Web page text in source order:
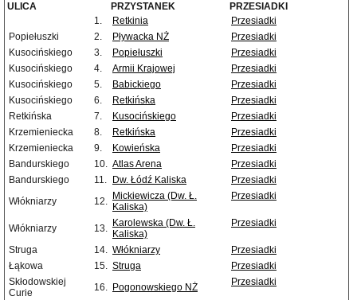
ULICA PRZYSTANEK
PRZESIADKI
1.
Retkinia
Przesiadki
Popiełuszki
2. Pływacka NŻ
Przesiadki
Kusocińskiego
3. Popiełuszki
Przesiadki
Kusocińskiego
4. Armii Krajowej
Przesiadki
Kusocińskiego
5. Babickiego
Przesiadki
Kusocińskiego
6. Retkińska
Przesiadki
Retkińska
7. Kusocińskiego
Przesiadki
Krzemieniecka
8. Retkińska
Przesiadki
Krzemieniecka
9. Kowieńska
Przesiadki
Bandurskiego
10. Atlas Arena
Przesiadki
Bandurskiego
11. Dw. Łódź Kaliska
Przesiadki
Włókniarzy
12. Mickiewicza (Dw. Ł.
Kaliska)
Przesiadki
Włókniarzy 13. Karolewska (Dw. Ł.
Kaliska)
Przesiadki
Struga 14. Włókniarzy
Przesiadki
Łąkowa
15. Struga
Przesiadki
Skłodowskiej
Curie
16. Pogonowskiego NŻ Przesiadki